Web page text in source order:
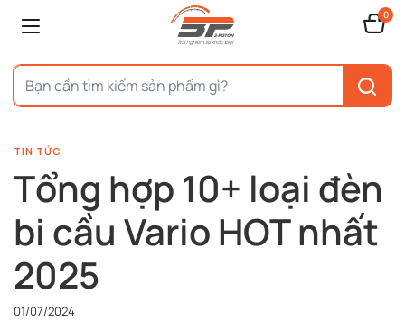
0
TIN TỨC
Tổng hợp 10+ loại đèn
bi cầu Vario HOT nhất
2025
01/07/2024